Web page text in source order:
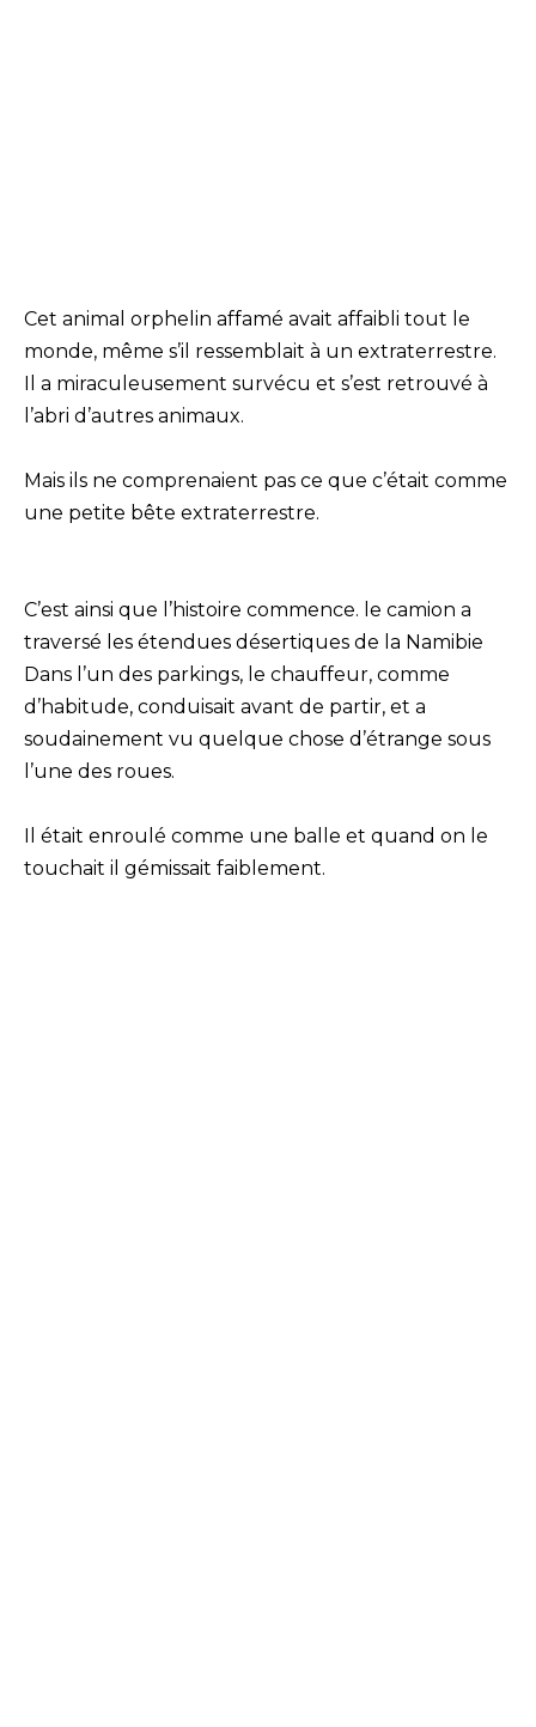
Cet animal orphelin affamé avait affaibli tout le
monde, même s’il ressemblait à un extraterrestre.
Il a miraculeusement survécu et s’est retrouvé à
l’abri d’autres animaux.
Mais ils ne comprenaient pas ce que c’était comme
une petite bête extraterrestre.
C’est ainsi que l’histoire commence. le camion a
traversé les étendues désertiques de la Namibie
Dans l’un des parkings, le chauffeur, comme
d’habitude, conduisait avant de partir, et a
soudainement vu quelque chose d’étrange sous
l’une des roues.
Il était enroulé comme une balle et quand on le
touchait il gémissait faiblement.